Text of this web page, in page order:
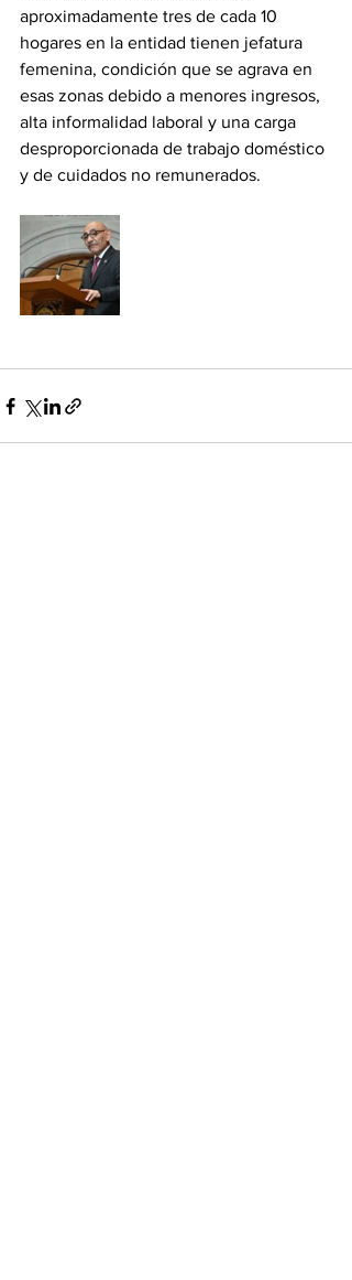
aproximadamente tres de cada 10
hogares en la entidad tienen jefatura
femenina, condición que se agrava en
esas zonas debido a menores ingresos,
alta informalidad laboral y una carga
desproporcionada de trabajo doméstico
y de cuidados no remunerados.